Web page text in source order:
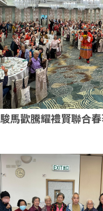
駿馬歡騰耀禮賢聯合